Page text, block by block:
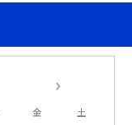
金 土